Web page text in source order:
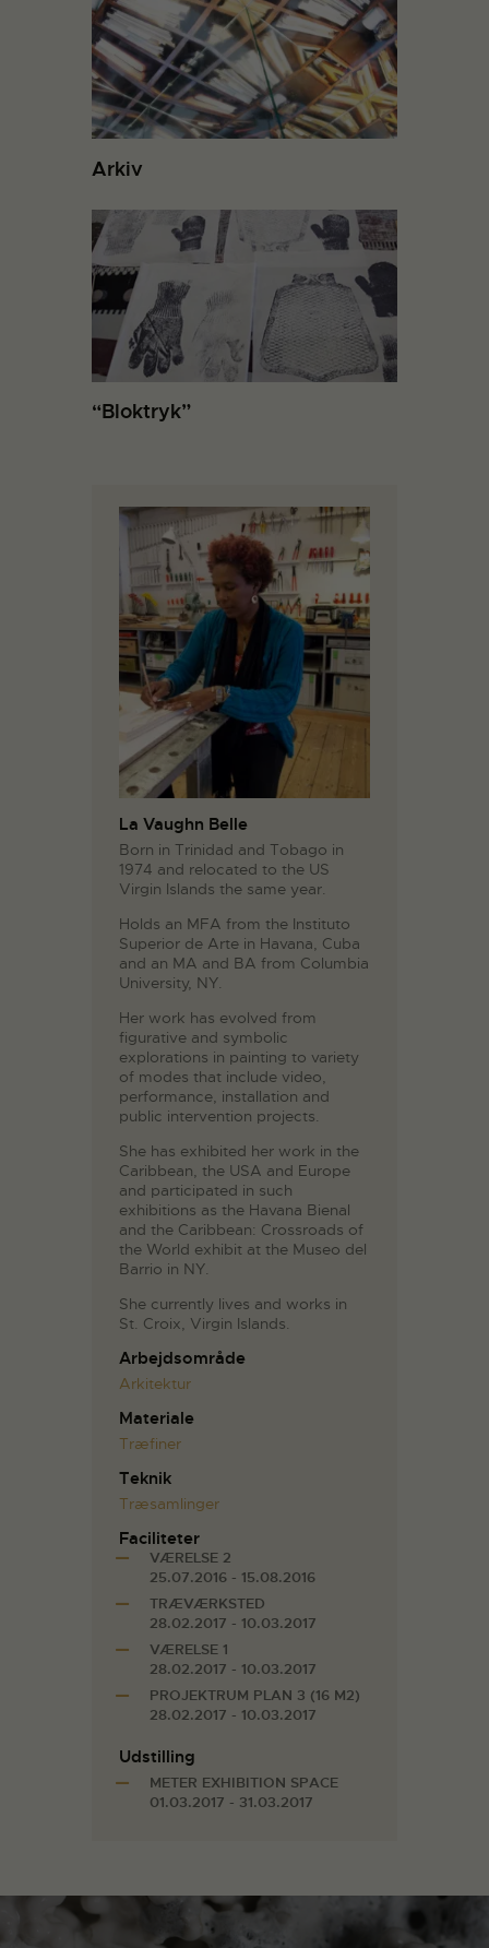
Arkiv
“Bloktryk”
La Vaughn Belle
Born in Trinidad and Tobago in
1974 and relocated to the US
Virgin Islands the same year.
Holds an MFA from the Instituto
Superior de Arte in Havana, Cuba
and an MA and BA from Columbia
University, NY.
Her work has evolved from
figurative and symbolic
explorations in painting to variety
of modes that include video,
performance, installation and
public intervention projects.
She has exhibited her work in the
Caribbean, the USA and Europe
and participated in such
exhibitions as the Havana Bienal
and the Caribbean: Crossroads of
the World exhibit at the Museo del
Barrio in NY.
She currently lives and works in
St. Croix, Virgin Islands.
Arbejdsområde
Arkitektur
Materiale
Træfiner
Teknik
Træsamlinger
Faciliteter
VÆRELSE 2
25.07.2016 - 15.08.2016
TRÆVÆRKSTED
28.02.2017 - 10.03.2017
VÆRELSE 1
28.02.2017 - 10.03.2017
PROJEKTRUM PLAN 3 (16 M2)
28.02.2017 - 10.03.2017
Udstilling
METER EXHIBITION SPACE
01.03.2017 - 31.03.2017